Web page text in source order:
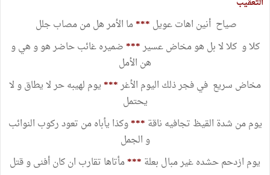
التعقيب
صياح أنين اهات عويل ***ما الأمر هل من مصاب جلل
كلا و كلا لا بل هو مخاض عسير***ضميره غائب حاضر هو و هي و
هن الأمل
مخاض سريع في فجر ذلك اليوم الأغر***يوم لهيبه حر لا يطاق و لا
يحتمل
يوم من شدة القيظ تجافيه ناقة ***وكذا يأباه من تعود ركوب النوائب
و الجمل
يوم ازدحم حشده غير مبال بعلة ***مأتاها تقارب ان كان أفنى و قتل